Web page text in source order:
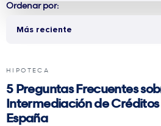
Ordenar por:
Más reciente
HIPOTECA
5 Preguntas Frecuentes
Intermediación de
España